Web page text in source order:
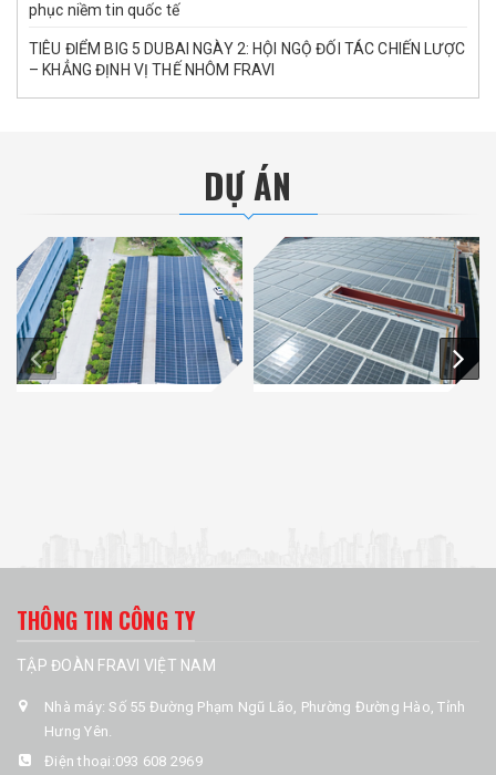
phục niềm tin quốc tế
TIÊU ĐIỂM BIG 5 DUBAI NGÀY 2: HỘI NGỘ ĐỐI TÁC CHIẾN LƯỢC
– KHẲNG ĐỊNH VỊ THẾ NHÔM FRAVI
DỰ ÁN
THÔNG TIN CÔNG TY
TẬP ĐOÀN FRAVI VIỆT NAM
Nhà máy: Số 55 Đường Phạm Ngũ Lão, Phường Đường Hào, Tỉnh
Hưng Yên.
Điện thoại:093 608 2969